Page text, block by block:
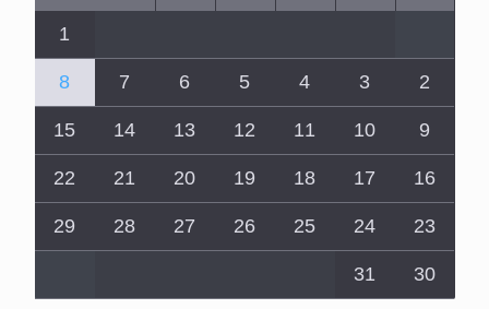
1
2
3
4
5
6
7
8
9
10
11
12
13
14
15
16
17
18
19
20
21
22
23
24
25
26
27
28
29
30
31